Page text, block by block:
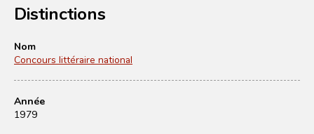
Distinctions
Nom
Concours littéraire national
Année
1979